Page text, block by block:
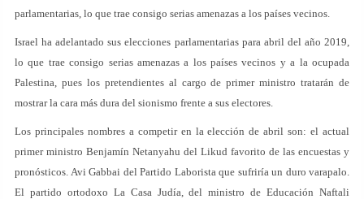
parlamentarias, lo que trae consigo serias amenazas a los países vecinos.
Israel ha adelantado sus elecciones parlamentarias para abril del año 2019,
lo que trae consigo serias amenazas a los países vecinos y a la ocupada
Palestina, pues los pretendientes al cargo de primer ministro tratarán de
mostrar la cara más dura del sionismo frente a sus electores.
Los principales nombres a competir en la elección de abril son: el actual
primer ministro Benjamín Netanyahu del Likud favorito de las encuestas y
pronósticos. Avi Gabbai del Partido Laborista que sufriría un duro varapalo.
El partido ortodoxo La Casa Judía, del ministro de Educación Naftali